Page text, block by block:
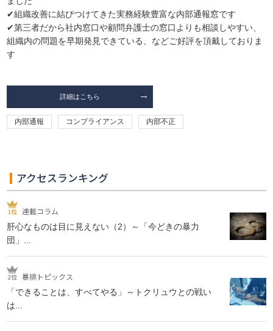
✔組織改善に結びつけてきた実務経験豊富な内部通報窓です
✔第三者だから社内窓口や顧問弁護士の窓口よりも相談しやすい、
組織内の問題を早期発見できている、などご好評を頂戴しておりま
す
詳細はこちら
内部通報 コンプライアンス 内部不正
アクセスランキング
連載コラム
肝心なものは目に見えない（2）～「今どきの暴力
団」...
暴排トピックス
「できることは、すべてやる」～トクリュウとの戦い
は...